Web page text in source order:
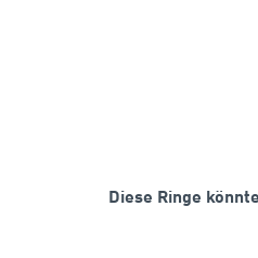
Diese Ringe